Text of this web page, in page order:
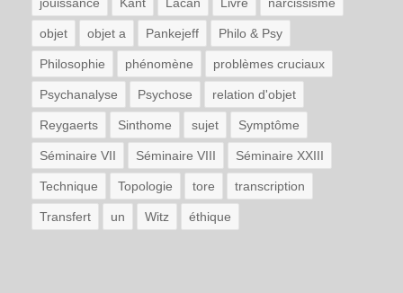
objet objet a Pankejeff Philo & Psy
Philosophie phénomène problèmes cruciaux
Psychanalyse Psychose relation d'objet
Reygaerts Sinthome sujet Symptôme
Séminaire VII Séminaire VIII Séminaire XXIII
Technique Topologie tore transcription
Transfert un Witz éthique